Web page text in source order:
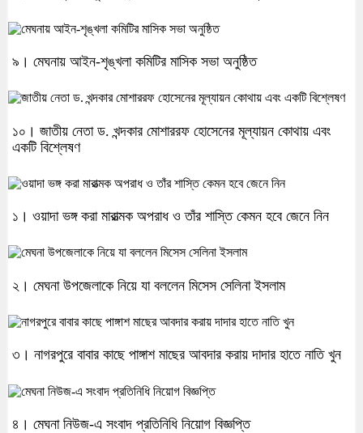
৯। মেঘনায় আইন-শৃঙ্খলা কমিটির মাসিক সভা অনুষ্ঠিত
১০। জাতীয় নেতা ড. খন্দকার মোশাররফ হোসেনের মূল্যায়ন কোথায় এবং
একটি বিশ্লেষণ
১। ওয়াদা ভঙ্গ করা মারাত্মক অপরাধ ও তাঁর শাস্তি কেমন হবে জেনে নিন
২। মেঘনা উপজেলাকে নিয়ে যা বললেন মিসেস সেলিনা ইসলাম
৩। নাগরপুরে বাবার কাছে পাঙ্গাশ মাছের আবদার করায় দাদার হাতে নাতি খুন
৪। মেঘনা নিউজ-এ সংবাদ প্রতিনিধি নিয়োগ বিজ্ঞপ্তি